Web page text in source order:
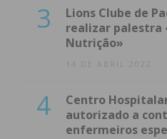
3
Lions Clube de
realizar palestra
Nutrição»
14 DE ABRIL 2022
4
Centro
autorizado a
enfermeiros